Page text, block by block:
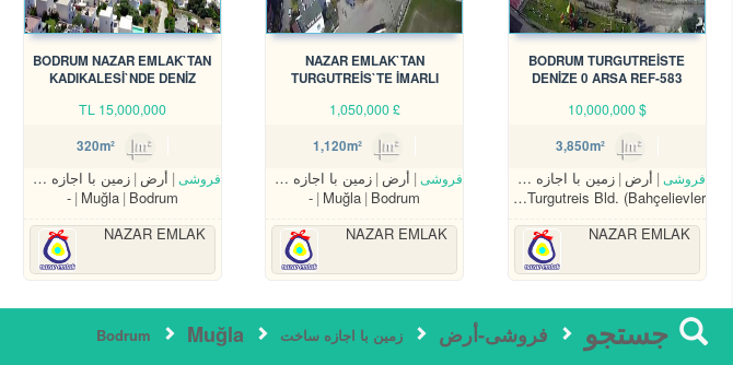
BODRUM TURGUTREİSTE
DENİZE 0 ARSA REF-583
$
10,000,000
3,850m²
فروشی أرض زمین با اجازه ساخت
Bodrum Turgutreis Bld. (Bahçelievler
NAZAR EMLAK
NAZAR EMLAK`TAN
TURGUTREİS`TE İMARLI
£
1,050,000
فروشی أرض زمین با اجازه ساخت
Muğla Bodrum
-
NAZAR EMLAK
BODRUM NAZAR EMLAK`TAN
KADIKALESİ`NDE DENİZ
TL15,000,000
320m²
فروشی أرض زمین با اجازه ساخت
Muğla Bodrum
-
NAZAR EMLAK
جستجو فروشی-أرض زمین با اجازه ساخت Muğla
Bodrum